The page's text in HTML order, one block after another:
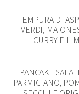
TEMPURA DI
VERDI,
CURRY E
PANCAKE
PARMIGIANO,